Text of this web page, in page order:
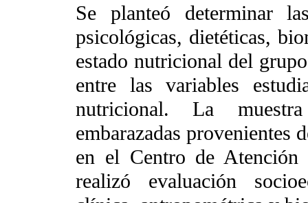
Se planteó determinar
psicológicas, dietéticas,
estado nutricional del
entre las variables
nutricional. La
embarazadas provenientes
en el Centro de
realizó evaluación